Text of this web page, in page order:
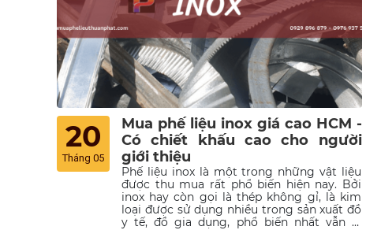
20
Tháng 05
Mua phế liệu inox giá cao HCM -
Có chiết khấu cao cho người
giới thiệu
Phế liệu inox là một trong những vật liệu
được thu mua rất phổ biến hiện nay. Bởi
inox hay còn gọi là thép không gỉ, là kim
loại được sử dụng nhiều trong sản xuất đồ
y tế, đồ gia dụng, phổ biến nhất vẫn là